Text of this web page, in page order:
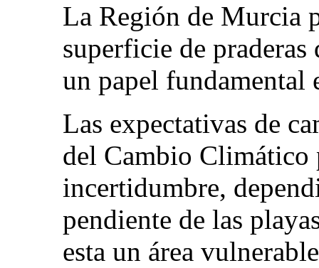
La Región de Murcia
superficie de
un papel
Las expectativas de
del Cambio Climático
incertidumbre,
pendiente de las
esta un área